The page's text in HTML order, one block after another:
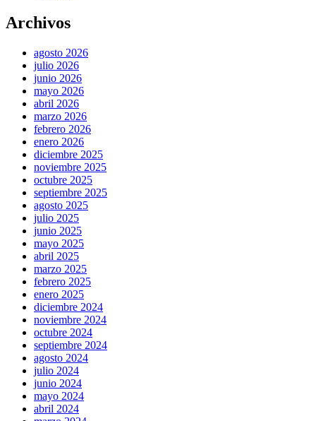
Archivos
agosto 2026
julio 2026
junio 2026
mayo 2026
abril 2026
marzo 2026
febrero 2026
enero 2026
diciembre 2025
noviembre 2025
octubre 2025
septiembre 2025
agosto 2025
julio 2025
junio 2025
mayo 2025
abril 2025
marzo 2025
febrero 2025
enero 2025
diciembre 2024
noviembre 2024
octubre 2024
septiembre 2024
agosto 2024
julio 2024
junio 2024
mayo 2024
abril 2024